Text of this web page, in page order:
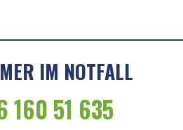
IM NOTFALL
160 51 635